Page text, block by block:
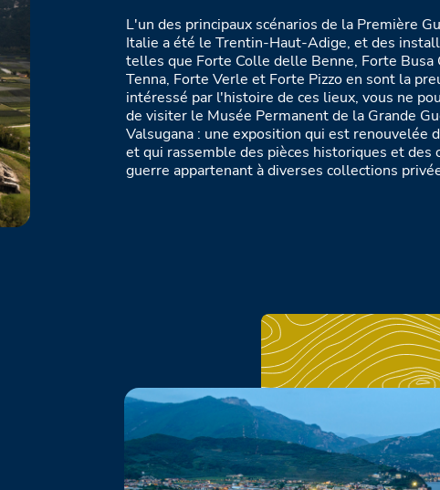
L'un des principaux scénarios de la Première
Italie a été le Trentin-Haut-Adige, et des
telles que Forte Colle delle Benne, Forte Busa
Tenna, Forte Verle et Forte Pizzo en sont la
intéressé par l'histoire de ces lieux, vous ne
de visiter le Musée Permanent de la Grande
Valsugana : une exposition qui est renouvelée
et qui rassemble des pièces historiques et des
guerre appartenant à diverses collections